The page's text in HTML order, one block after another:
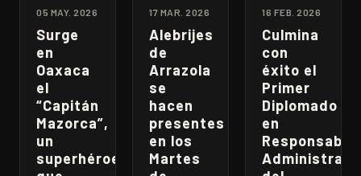
05 MAY. 2026
Surge
en
Oaxaca
el
“Capitán
Mazorca”,
un
superhéroe
17 MAR. 2026
Alebrijes
de
Arrazola
se
hacen
presentes
en los
Martes
16 FEB. 2026
Culmina
con
éxito el
Primer
Diplomado
en